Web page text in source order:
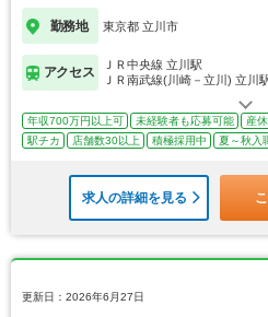
勤務地 東京都 立川市
アクセス
ＪＲ中央線 立川駅
ＪＲ南武線(川崎－立川) 立川
年収700万円以上可 未経験者も応募可能 産
駅チカ
店舗数30以上 積極採用中 夏～秋入
求人の詳細を見る
更新日：2026年6月27日